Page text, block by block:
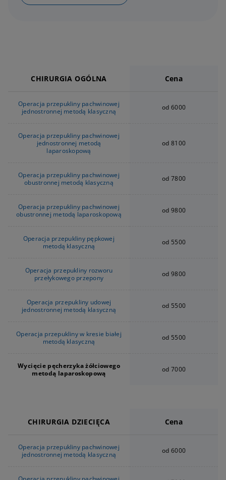
CHIRURGIA OGÓLNA Cena
Operacja przepukliny pachwinowej
jednostronnej metodą klasyczną
od 6000
Operacja przepukliny pachwinowej
jednostronnej metodą
laparoskopową
od 8100
Operacja przepukliny pachwinowej
obustronnej metodą klasyczną
od 7800
Operacja przepukliny pachwinowej
obustronnej metodą laparoskopową
od 9800
Operacja przepukliny pępkowej
metodą klasyczną
od 5500
Operacja przepukliny rozworu
przełykowego przepony
od 9800
Operacja przepukliny udowej
jednostronnej metodą klasyczną
od 5500
Operacja przepukliny w kresie białej
metodą klasyczną
od 5500
Wycięcie pęcherzyka żółciowego
metodą laparoskopową
od 7000
CHIRURGIA DZIECIĘCA Cena
Operacja przepukliny pachwinowej
jednostronnej metodą klasyczną
od 6000